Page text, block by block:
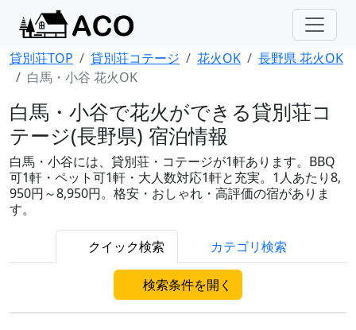
貸別荘TOP 貸別荘コテージ 花火OK
長野県 花火OK
白馬・小谷 花火OK
白馬・小谷で花火ができる貸別荘コ
テージ(長野県) 宿泊情報
白馬・小谷には、貸別荘・コテージが1軒あります。BBQ
可1軒・ペット可1軒・大人数対応1軒と充実。1人あたり8,
950円～8,950円。格安・おしゃれ・高評価の宿がありま
す。
クイック検索 カテゴリ検索
検索条件を開く